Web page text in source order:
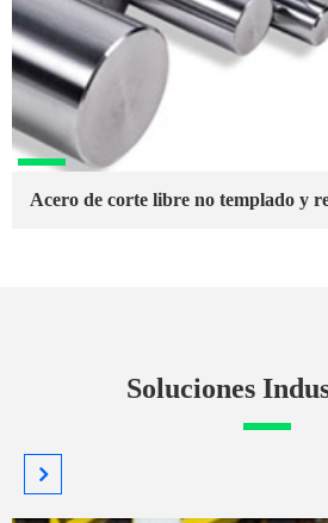
Acero de corte libre no templado y
Soluciones